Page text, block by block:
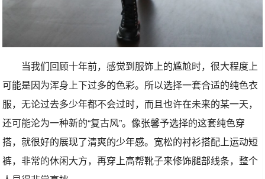
当我们回顾十年前，感觉到服饰上的尴尬时，很大程度上
可能是因为浑身上下过多的色彩。所以选择一套合适的纯色衣
服，无论过去多少年都不会过时，而且也许在未来的某一天，
还可能沦为一种新的“复古风”。像张馨予选择的这套纯色穿
搭，就很好的展现了清爽的少年感。宽松的衬衫搭配上运动短
裤，非常的休闲大方，再穿上高帮靴子来修饰腿部线条，整个